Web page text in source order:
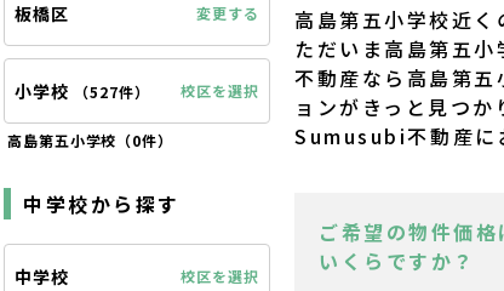
高島第五小学校近
ただいま高島第五
不動産なら高島第
ョンがきっと見つ
Sumusubi不動産に
ご希望の物件価格
いくらですか？
板橋区 変更する
小学校 （527件） 校区を選択
高島第五小学校（0件）
中学校から探す
中学校 校区を選択